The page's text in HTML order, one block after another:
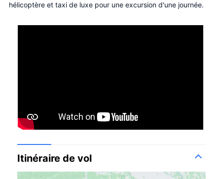
hélicoptère et taxi de luxe pour une excursion d'une journée.
Itinéraire de vol